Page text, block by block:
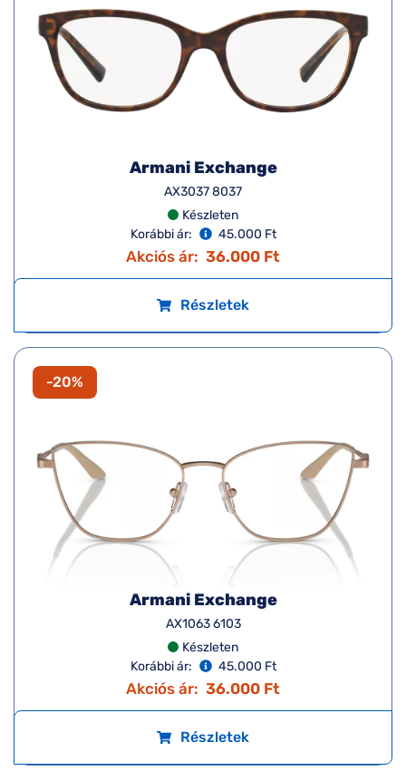
Armani Exchange
AX3037 8037
Készleten
Korábbi ár:
45.000 Ft
Akciós ár: 36.000 Ft
Részletek
-20%
Armani Exchange
AX1063 6103
Készleten
Korábbi ár:
45.000 Ft
Akciós ár: 36.000 Ft
Részletek